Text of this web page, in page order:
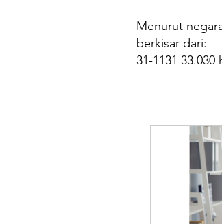
Menurut
berkisar dari:
31-1131 33.030